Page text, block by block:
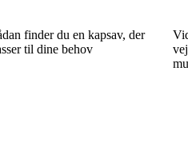
finder du en kapsav, der
til dine behov